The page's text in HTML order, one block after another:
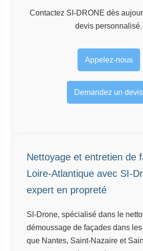
Contactez SI-DRONE dès
devis personnalisé.
Appelez-nous
Demandez un devis
Nettoyage et entretien de
Loire-Atlantique avec SI-
expert en propreté
SI-Drone, spécialisé dans le
démoussage de façades dans
que Nantes, Saint-Nazaire et